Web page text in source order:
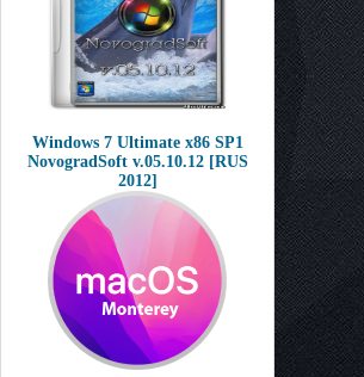
Windows 7 Ultimate x86 SP1
NovogradSoft v.05.10.12 [RUS
2012]